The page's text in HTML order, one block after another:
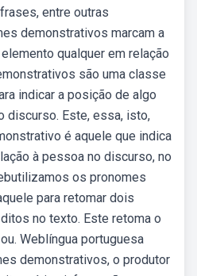
entre outras
demonstrativos marcam a
qualquer em relação
são uma classe
indicar a posição de algo
discurso. Este, essa, isto,
é aquele que indica
à pessoa no discurso, no
os pronomes
para retomar dois
no texto. Este retoma o
Weblíngua portuguesa
demonstrativos, o produtor